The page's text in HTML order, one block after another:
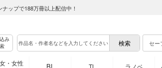
ップで188万冊以上配信中！
み
セー
・女性
TL ラノベ